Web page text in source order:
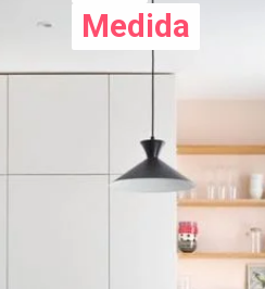
Medida
Medida